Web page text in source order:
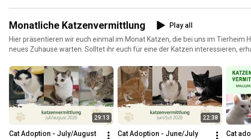
Monatliche Katzenvermittlung
Play all
Hier präsentieren wir euch einmal im Monat Katzen, die bei uns im Tierheim
neues Zuhause warten. Solltet ihr euch für eine der Katzen interessieren,
ständig aktualisieren. Daher kann es sein, dass bestimmte Tiere schon
bitten um Verständnis!
29:13
Cat Adoption - July/August
22:38
Cat Adoption - June/July
Cat